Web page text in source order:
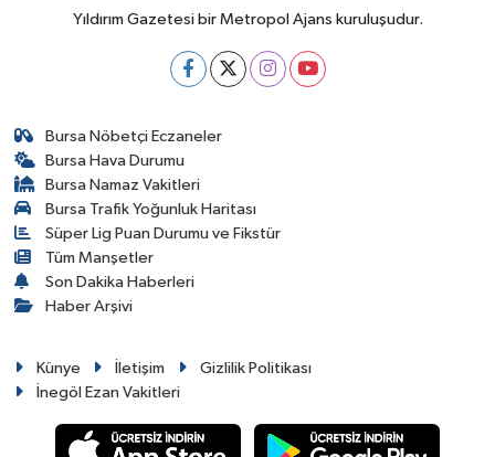
Yıldırım Gazetesi bir Metropol Ajans kuruluşudur.
Bursa Nöbetçi Eczaneler
Bursa Hava Durumu
Bursa Namaz Vakitleri
Bursa Trafik Yoğunluk Haritası
Süper Lig Puan Durumu ve Fikstür
Tüm Manşetler
Son Dakika Haberleri
Haber Arşivi
Künye İletişim
Gizlilik Politikası
İnegöl Ezan Vakitleri